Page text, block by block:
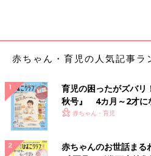
赤ちゃん・育児の人気記事ラ
育児の困ったがズバリ
秋号』 4カ月～2才に
いっぱい！
赤ちゃん・育児
赤ちゃんのお世話まる